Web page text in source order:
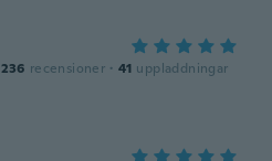
236 recensioner · 41 uppladdningar